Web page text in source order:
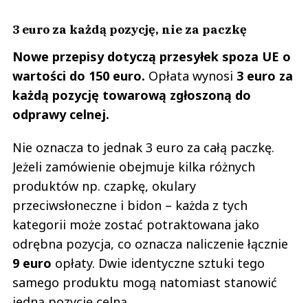
3 euro za każdą pozycję, nie za paczkę
Nowe przepisy dotyczą przesyłek spoza UE o
wartości do 150 euro. Opłata wynosi 3 euro za
każdą pozycję towarową zgłoszoną do
odprawy celnej.
Nie oznacza to jednak 3 euro za całą paczkę.
Jeżeli zamówienie obejmuje kilka różnych
produktów np. czapkę, okulary
przeciwsłoneczne i bidon – każda z tych
kategorii może zostać potraktowana jako
odrębna pozycja, co oznacza naliczenie łącznie
9 euro opłaty. Dwie identyczne sztuki tego
samego produktu mogą natomiast stanowić